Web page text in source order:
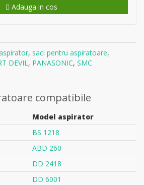
Adauga in cos
, saci pentru aspiratoare,
DEVIL, PANASONIC, SMC
compatibile
Model aspirator
BS 1218
ABD 260
DD 2418
DD 6001